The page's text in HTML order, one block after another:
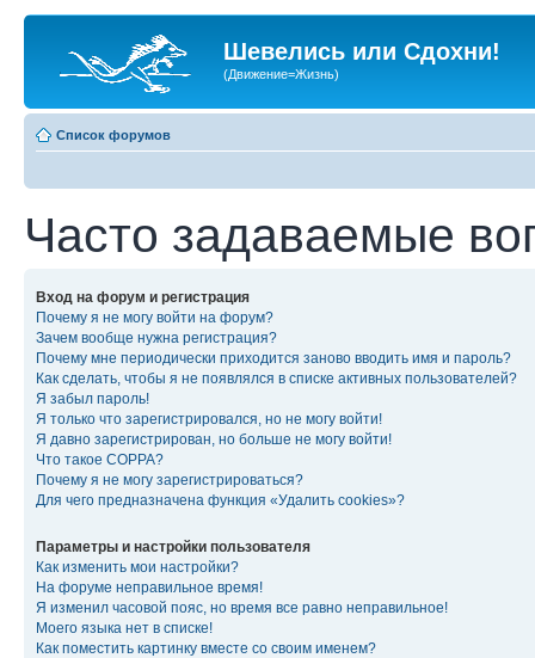
Шевелись или Сдохни!
(Движение=Жизнь)
Список форумов
Часто задаваемые
Вход на форум и регистрация
Почему я не могу войти на форум?
Зачем вообще нужна регистрация?
Почему мне периодически приходится заново вводить имя и пароль?
Как сделать, чтобы я не появлялся в списке активных пользователей?
Я забыл пароль!
Я только что зарегистрировался, но не могу войти!
Я давно зарегистрирован, но больше не могу войти!
Что такое COPPA?
Почему я не могу зарегистрироваться?
Для чего предназначена функция «Удалить cookies»?
Параметры и настройки пользователя
Как изменить мои настройки?
На форуме неправильное время!
Я изменил часовой пояс, но время все равно неправильное!
Моего языка нет в списке!
Как поместить картинку вместе со своим именем?